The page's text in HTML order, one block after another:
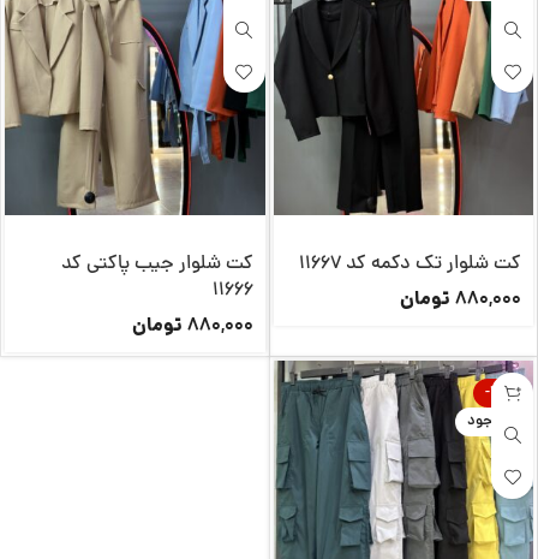
کت شلوار تک دکمه کد 11667
880,000 تومان
کت شلوار جیب پاکتی کد
11666
880,000 تومان
-14%
ناموجود